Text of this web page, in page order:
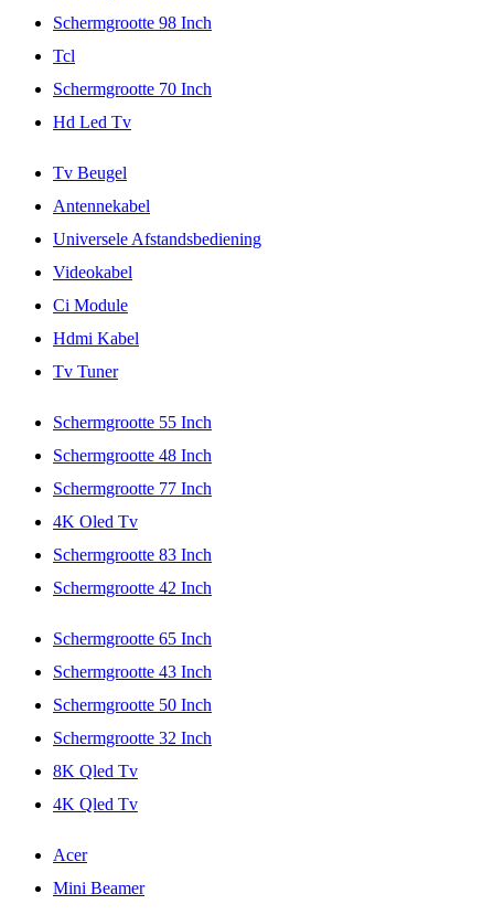
Schermgrootte 98 Inch
Tcl
Schermgrootte 70 Inch
Hd Led Tv
Tv Beugel
Antennekabel
Universele Afstandsbediening
Videokabel
Ci Module
Hdmi Kabel
Tv Tuner
Schermgrootte 55 Inch
Schermgrootte 48 Inch
Schermgrootte 77 Inch
4K Oled Tv
Schermgrootte 83 Inch
Schermgrootte 42 Inch
Schermgrootte 65 Inch
Schermgrootte 43 Inch
Schermgrootte 50 Inch
Schermgrootte 32 Inch
8K Qled Tv
4K Qled Tv
Acer
Mini Beamer